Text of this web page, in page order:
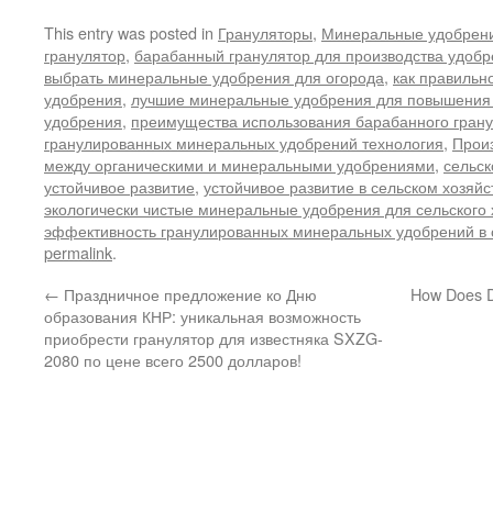
This entry was posted in Грануляторы, Минеральные
гранулятор, барабанный гранулятор для производства
выбрать минеральные удобрения для огорода, как
удобрения, лучшие минеральные удобрения для повышения
удобрения, преимущества использования барабанного
гранулированных минеральных удобрений технология,
между органическими и минеральными удобрениями,
устойчивое развитие, устойчивое развитие в сельском
экологически чистые минеральные удобрения для сельского
эффективность гранулированных минеральных удобрений в
permalink.
← Праздничное предложение ко Дню
образования КНР: уникальная возможность
приобрести гранулятор для известняка SXZG-
2080 по цене всего 2500 долларов!
How Does